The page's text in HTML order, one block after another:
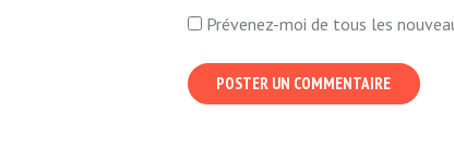
Prévenez-moi de tous les